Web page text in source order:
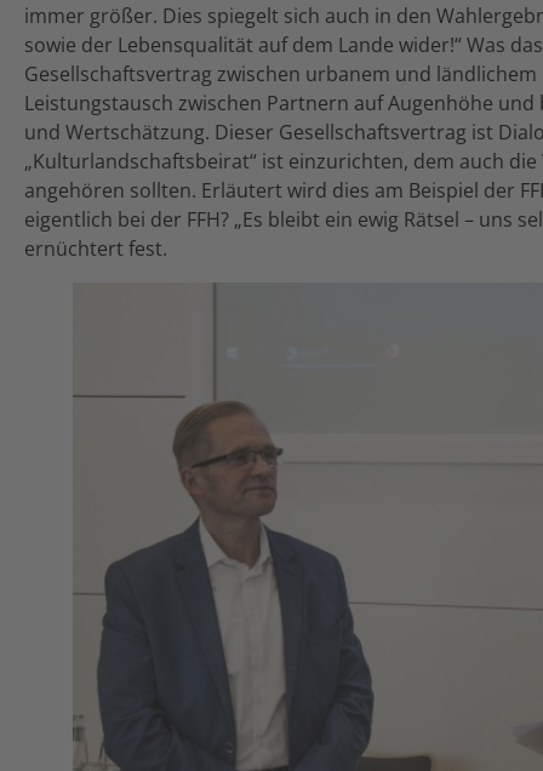
immer größer. Dies spiegelt sich auch in den
sowie der Lebensqualität auf dem Lande wider!“ Was
Gesellschaftsvertrag zwischen urbanem und
Leistungstausch zwischen Partnern auf Augenhöhe
und Wertschätzung. Dieser Gesellschaftsvertrag ist
„Kulturlandschaftsbeirat“ ist einzurichten, dem auch
angehören sollten. Erläutert wird dies am Beispiel der
eigentlich bei der FFH? „Es bleibt ein ewig Rätsel – uns
ernüchtert fest.